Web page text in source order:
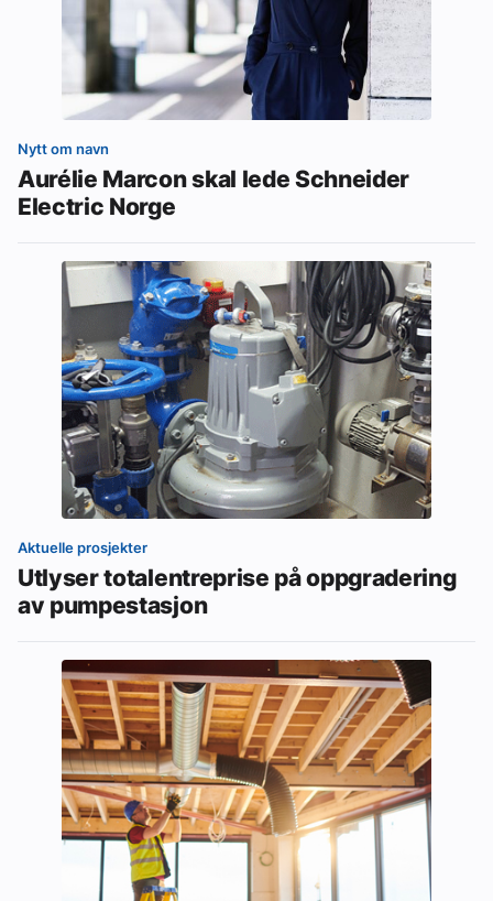
Nytt om navn
Aurélie Marcon skal lede Schneider
Electric Norge
Aktuelle prosjekter
Utlyser totalentreprise på oppgradering
av pumpestasjon